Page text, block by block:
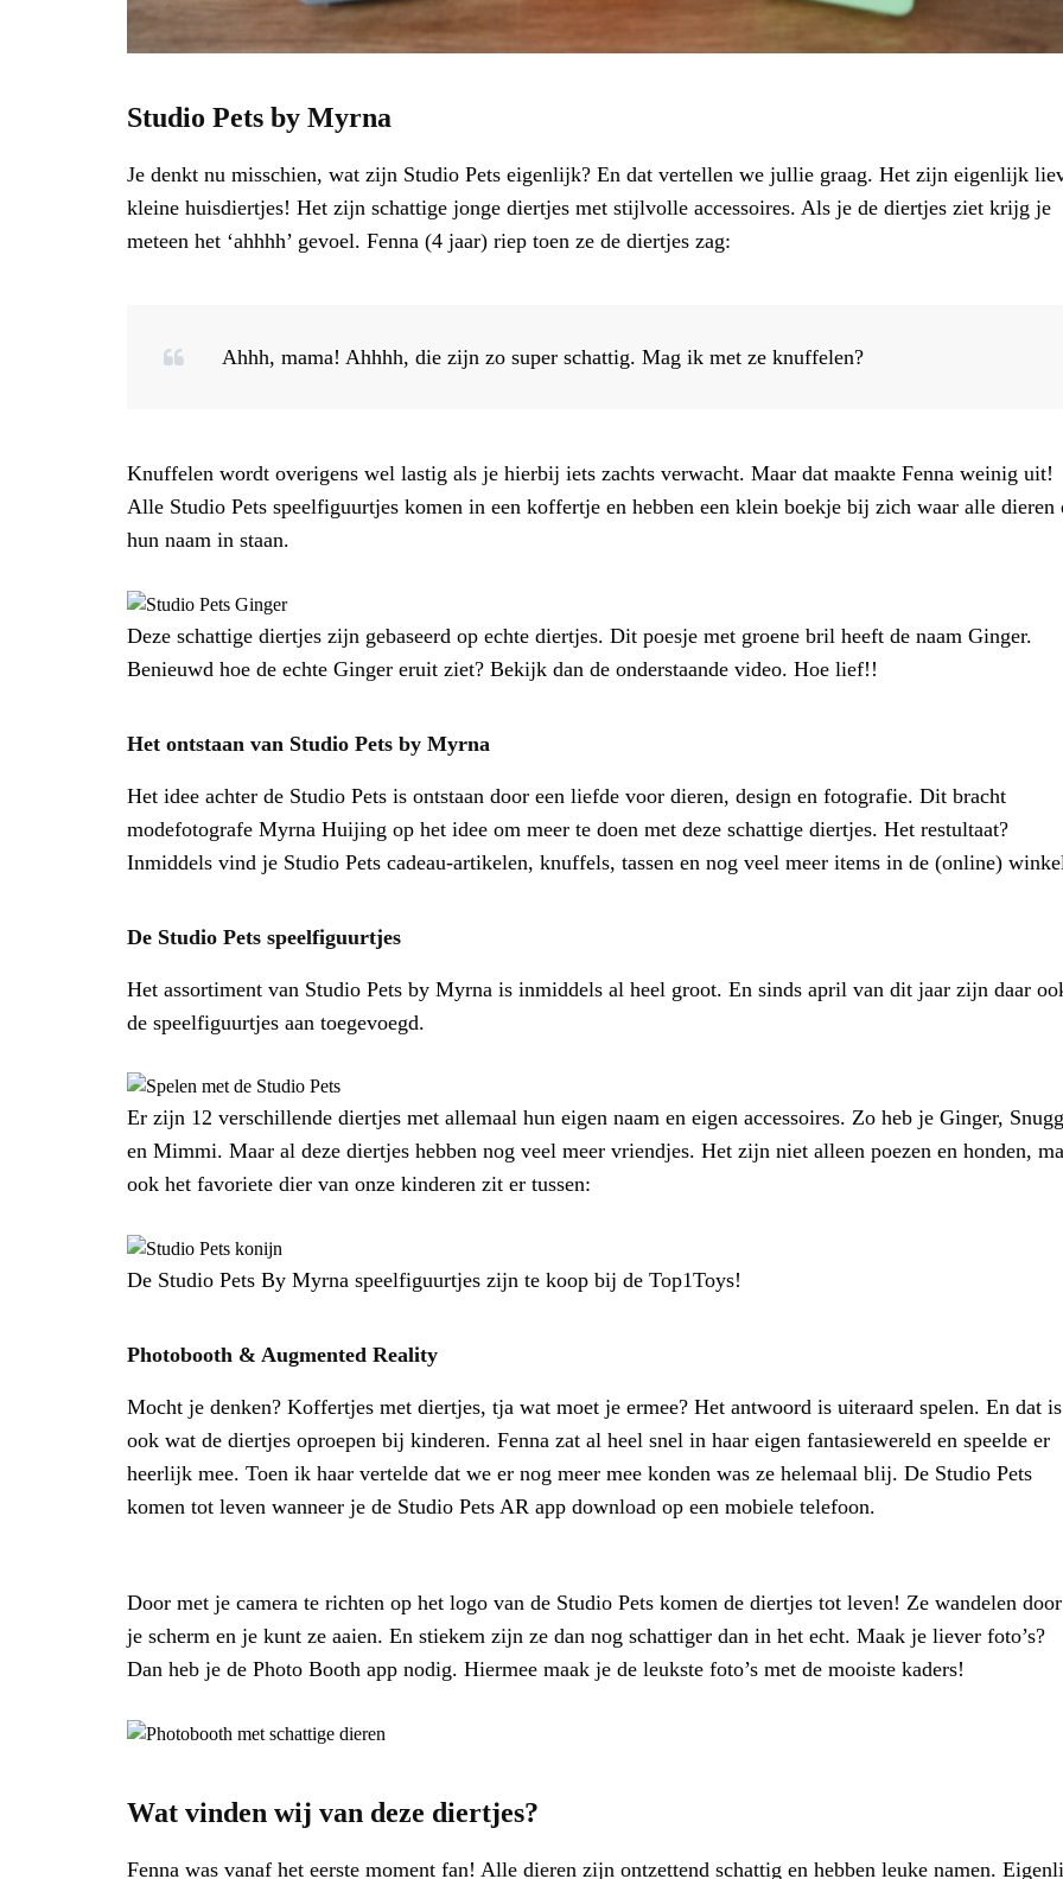
Studio Pets by Myrna
Je denkt nu misschien, wat zijn Studio Pets eigenlijk? En dat vertellen we jullie graag. Het zijn eigenlijk
kleine huisdiertjes! Het zijn schattige jonge diertjes met stijlvolle accessoires. Als je de diertjes ziet krijg je
meteen het ‘ahhhh’ gevoel. Fenna (4 jaar) riep toen ze de diertjes zag:
Ahhh, mama! Ahhhh, die zijn zo super schattig. Mag ik met ze knuffelen?
Knuffelen wordt overigens wel lastig als je hierbij iets zachts verwacht. Maar dat maakte Fenna weinig uit!
Alle Studio Pets speelfiguurtjes komen in een koffertje en hebben een klein boekje bij zich waar alle dieren
hun naam in staan.
Deze schattige diertjes zijn gebaseerd op echte diertjes. Dit poesje met groene bril heeft de naam Ginger.
Benieuwd hoe de echte Ginger eruit ziet? Bekijk dan de onderstaande video. Hoe lief!!
Het ontstaan van Studio Pets by Myrna
Het idee achter de Studio Pets is ontstaan door een liefde voor dieren, design en fotografie. Dit bracht
modefotografe Myrna Huijing op het idee om meer te doen met deze schattige diertjes. Het restultaat?
Inmiddels vind je Studio Pets cadeau-artikelen, knuffels, tassen en nog veel meer items in de (online)
De Studio Pets speelfiguurtjes
Het assortiment van Studio Pets by Myrna is inmiddels al heel groot. En sinds april van dit jaar zijn daar
de speelfiguurtjes aan toegevoegd.
Er zijn 12 verschillende diertjes met allemaal hun eigen naam en eigen accessoires. Zo heb je Ginger,
en Mimmi. Maar al deze diertjes hebben nog veel meer vriendjes. Het zijn niet alleen poezen en honden,
ook het favoriete dier van onze kinderen zit er tussen:
De Studio Pets By Myrna speelfiguurtjes zijn te koop bij de Top1Toys!
Photobooth & Augmented Reality
Mocht je denken? Koffertjes met diertjes, tja wat moet je ermee? Het antwoord is uiteraard spelen. En dat is
ook wat de diertjes oproepen bij kinderen. Fenna zat al heel snel in haar eigen fantasiewereld en speelde er
heerlijk mee. Toen ik haar vertelde dat we er nog meer mee konden was ze helemaal blij. De Studio Pets
komen tot leven wanneer je de Studio Pets AR app download op een mobiele telefoon.
Door met je camera te richten op het logo van de Studio Pets komen de diertjes tot leven! Ze wandelen door
je scherm en je kunt ze aaien. En stiekem zijn ze dan nog schattiger dan in het echt. Maak je liever foto’s?
Dan heb je de Photo Booth app nodig. Hiermee maak je de leukste foto’s met de mooiste kaders!
Wat vinden wij van deze diertjes?
Fenna was vanaf het eerste moment fan! Alle dieren zijn ontzettend schattig en hebben leuke namen.